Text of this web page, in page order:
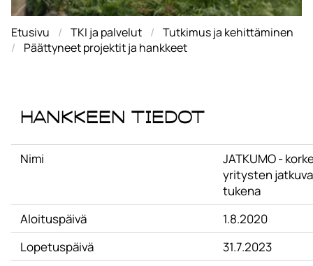
Etusivu TKI ja palvelut
Tutkimus ja kehittäminen
Päättyneet projektit ja hankkeet
Hankkeen tiedot
Nimi
JATKUMO -
yritysten
tukena
Aloituspäivä
1.8.2020
Lopetuspäivä
31.7.2023